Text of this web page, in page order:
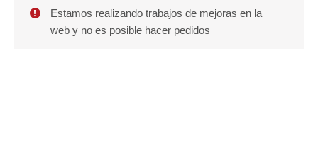
Estamos realizando trabajos de mejoras en la
web y no es posible hacer pedidos